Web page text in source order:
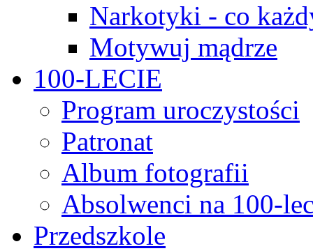
Narkotyki - co
Motywuj mądrze
100-LECIE
Program uroczystości
Patronat
Album fotografii
Absolwenci na 100-
Przedszkole